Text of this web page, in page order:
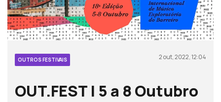
OUTROS FESTIVAIS 2 out, 2022, 12:04
OUT.FEST | 5 a 8 Outubro